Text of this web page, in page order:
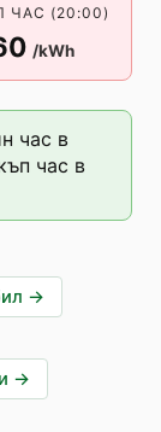
ЧАС (20:00)
/kWh
час в
час в
→
→